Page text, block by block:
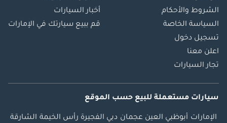
الشروط والأحكام
السياسة الخاصة
تسجيل دخول
اعلن معنا
تجار السيارات
أخبار السيارات
قم ببيع سيارتك في الإمارات
سيارات مستعملة للبيع حسب الموقع
الإمارات أبوظبي العين عجمان دبي الفجيرة رأس الخيمة الشارقة